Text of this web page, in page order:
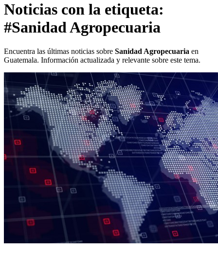
Noticias con la etiqueta:
#Sanidad Agropecuaria
Encuentra las últimas noticias sobre Sanidad Agropecuaria en
Guatemala. Información actualizada y relevante sobre este tema.